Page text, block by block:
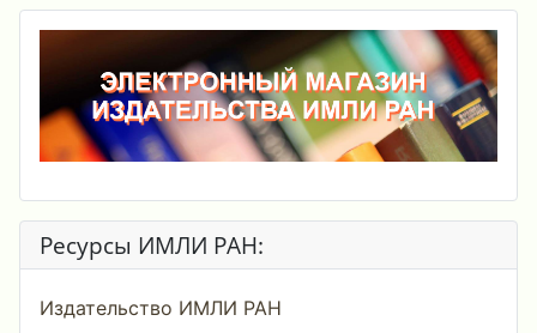
Ресурсы ИМЛИ РАН:
Издательство ИМЛИ РАН